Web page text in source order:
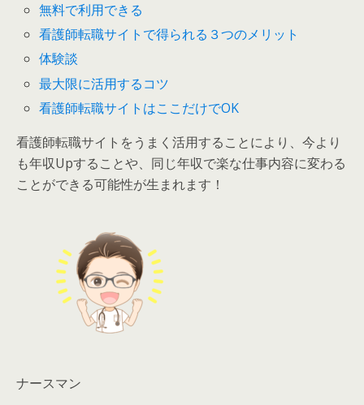
無料で利用できる
看護師転職サイトで得られる３つのメリット
体験談
最大限に活用するコツ
看護師転職サイトはここだけでOK
看護師転職サイトをうまく活用することにより、 今より
も年収Upすることや、同じ年収で楽な仕事内容に変わる
ことができる可能性が生まれます！
ナースマン